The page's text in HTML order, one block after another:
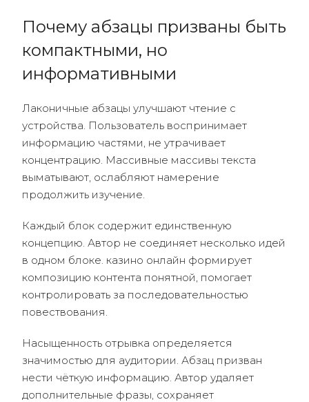
Почему абзацы призваны быть
компактными, но
информативными
Лаконичные абзацы улучшают чтение с
устройства. Пользователь воспринимает
информацию частями, не утрачивает
концентрацию. Массивные массивы текста
выматывают, ослабляют намерение
продолжить изучение.
Каждый блок содержит единственную
концепцию. Автор не соединяет несколько идей
в одном блоке. казино онлайн формирует
композицию контента понятной, помогает
контролировать за последовательностью
повествования.
Насыщенность отрывка определяется
значимостью для аудитории. Абзац призван
нести чёткую информацию. Автор удаляет
дополнительные фразы, сохраняет